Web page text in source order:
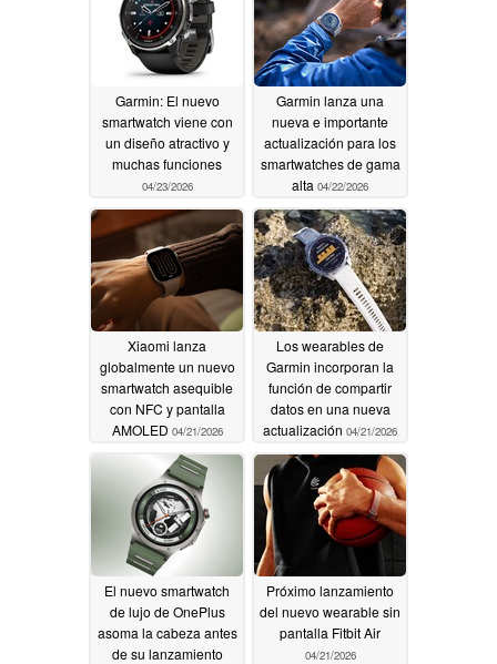
Garmin: El nuevo
smartwatch viene con
un diseño atractivo y
muchas funciones
04/23/2026
Garmin lanza una
nueva e importante
actualización para los
smartwatches de gama
alta 04/22/2026
Xiaomi lanza
globalmente un nuevo
smartwatch asequible
con NFC y pantalla
AMOLED 04/21/2026
Los wearables de
Garmin incorporan la
función de compartir
datos en una nueva
actualización 04/21/2026
El nuevo smartwatch
de lujo de OnePlus
asoma la cabeza antes
de su lanzamiento
Próximo lanzamiento
del nuevo wearable sin
pantalla Fitbit Air
04/21/2026